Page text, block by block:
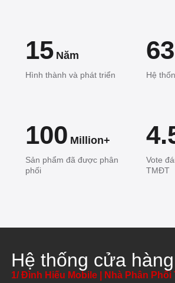
15 Năm
Hình thành và phát triển
63
Hệ
100 Million+
Sản phẩm đã được phân
phối
Vote
TMĐT
Hệ thống cửa hàng
1/ Đình Hiếu Mobile | Nhà Phân Phối